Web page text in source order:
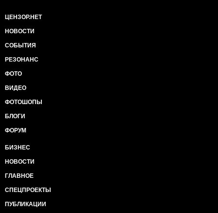
ЦЕНЗОР.НЕТ
НОВОСТИ
СОБЫТИЯ
РЕЗОНАНС
ФОТО
ВИДЕО
ФОТОШОПЫ
БЛОГИ
ФОРУМ
БИЗНЕС
НОВОСТИ
ГЛАВНОЕ
СПЕЦПРОЕКТЫ
ПУБЛИКАЦИИ